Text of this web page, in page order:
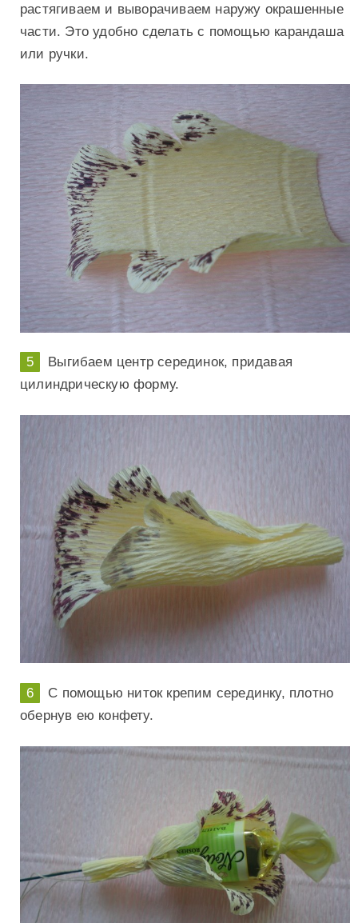
растягиваем и выворачиваем наружу окрашенные
части. Это удобно сделать с помощью карандаша
или ручки.
Выгибаем центр серединок, придавая
цилиндрическую форму.
С помощью ниток крепим серединку, плотно
обернув ею конфету.